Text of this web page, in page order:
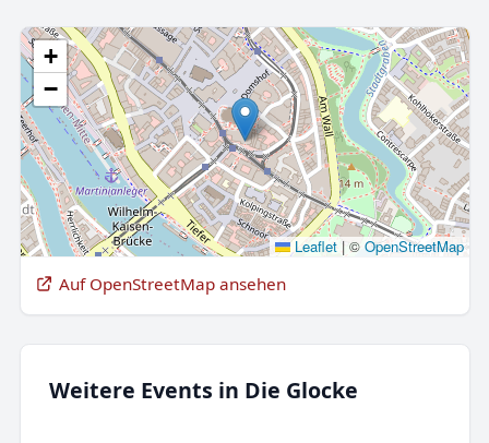
+
−
Leaflet |© OpenStreetMap
Auf OpenStreetMap ansehen
Weitere Events in Die Glocke